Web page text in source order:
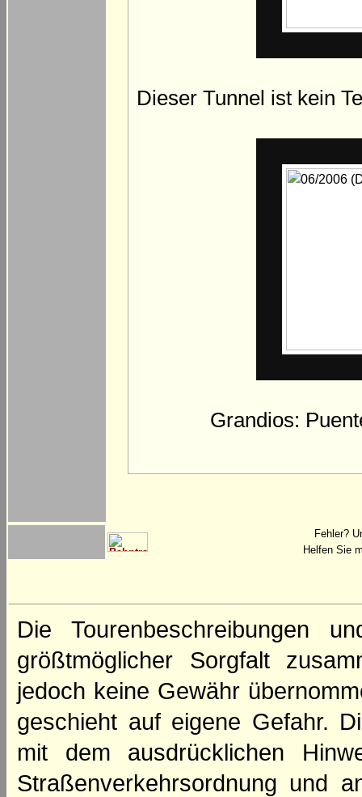
Dieser Tunnel ist kein
Grandios:
Fehler?
Helfen Sie
Die Tourenbeschreibungen
größtmöglicher Sorgfalt
jedoch keine Gewähr
geschieht auf eigene Gefahr.
mit dem ausdrücklichen
Straßenverkehrsordnung und